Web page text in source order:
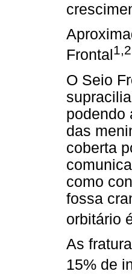
Frontal
O Seio
podendo
das
coberta
como
fossa
orbitário
As
15% de